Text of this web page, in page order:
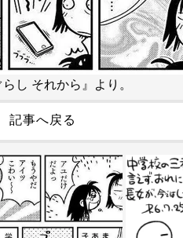
し それから』より。
記事へ戻る